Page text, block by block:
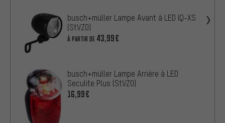
busch+müller Lampe Avant à LED IQ-XS
(StVZO)
À PARTIR DE 43,99€
busch+müller Lampe Arrière à LED
Seculite Plus (StVZO)
16,99€